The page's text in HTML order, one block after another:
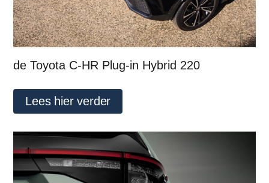
de Toyota C-HR Plug-in Hybrid 220
Lees hier verder